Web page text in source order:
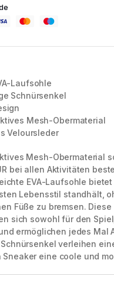
Laufsohle
Schnürsenkel
Mesh-Obermaterial
Veloursleder
Mesh-Obermaterial
bei allen Aktivitäten
EVA-Laufsohle bietet
Lebensstil standhält,
Füße zu bremsen. Diese
sich sowohl für den
ermöglichen jedes Mal
verleihen
eine coole und